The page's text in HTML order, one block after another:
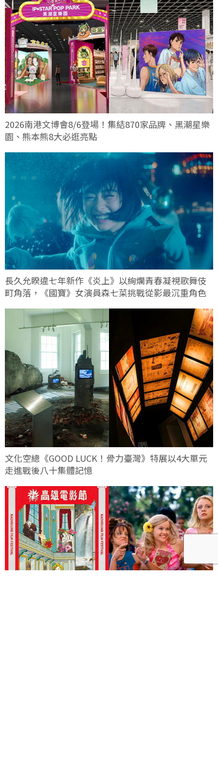
2026南港文博會8/6登場！集結870家品牌、黑潮星樂
園、熊本熊8大必逛亮點
長久允睽違七年新作《炎上》以絢爛青春凝視歌舞伎
町角落，《國寶》女演員森七菜挑戰從影最沉重角色
文化空總《GOOD LUCK！骨力臺灣》特展以4大單元
走進戰後八十集體記憶